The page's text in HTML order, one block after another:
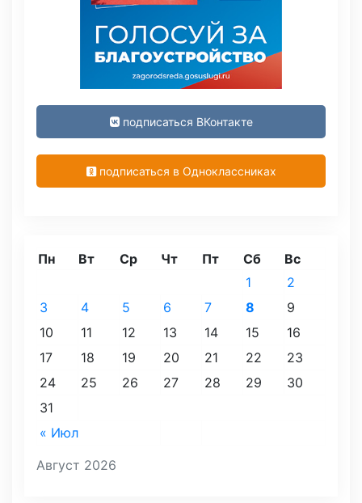
подписаться ВКонтакте
подписаться в Одноклассниках
Август 2026
Пн Вт Ср Чт Пт Сб Вс
« Июл
1
2
3
4 5 6 7 8
9
10
11 12 13 14 15
16
17
18 19 20 21 22
23
24
25 26 27 28 29
30
31